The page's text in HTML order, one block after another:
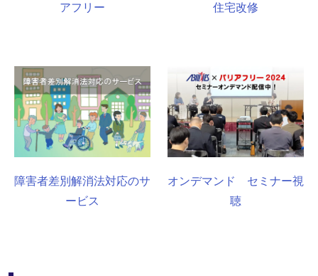
アフリー
住宅改修
障害者差別解消法対応のサ
ービス
オンデマンド セミナー視
聴